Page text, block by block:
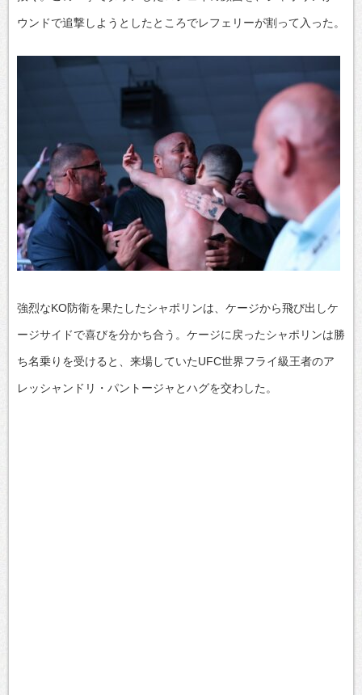
ウンドで追撃しようとしたところでレフェリーが割って入った。
強烈なKO防衛を果たしたシャポリンは、ケージから飛び出しケ
ージサイドで喜びを分かち合う。ケージに戻ったシャポリンは勝
ち名乗りを受けると、来場していたUFC世界フライ級王者のア
レッシャンドリ・パントージャとハグを交わした。